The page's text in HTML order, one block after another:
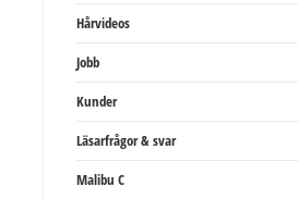
Hårvideos
Jobb
Kunder
Läsarfrågor & svar
Malibu C